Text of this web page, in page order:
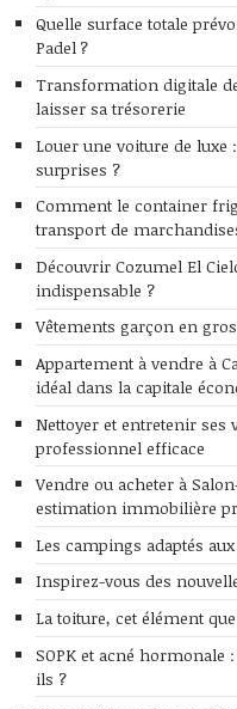
Quelle surface totale
Padel ?
Transformation digitale
laisser sa trésorerie
Louer une voiture de
surprises ?
Comment le container
transport de
Découvrir Cozumel El
indispensable ?
Vêtements garçon en
Appartement à vendre à
idéal dans la capitale
Nettoyer et entretenir ses
professionnel efficace
Vendre ou acheter à
estimation immobilière
Les campings adaptés
Inspirez-vous des
La toiture, cet élément
SOPK et acné hormonale
ils ?